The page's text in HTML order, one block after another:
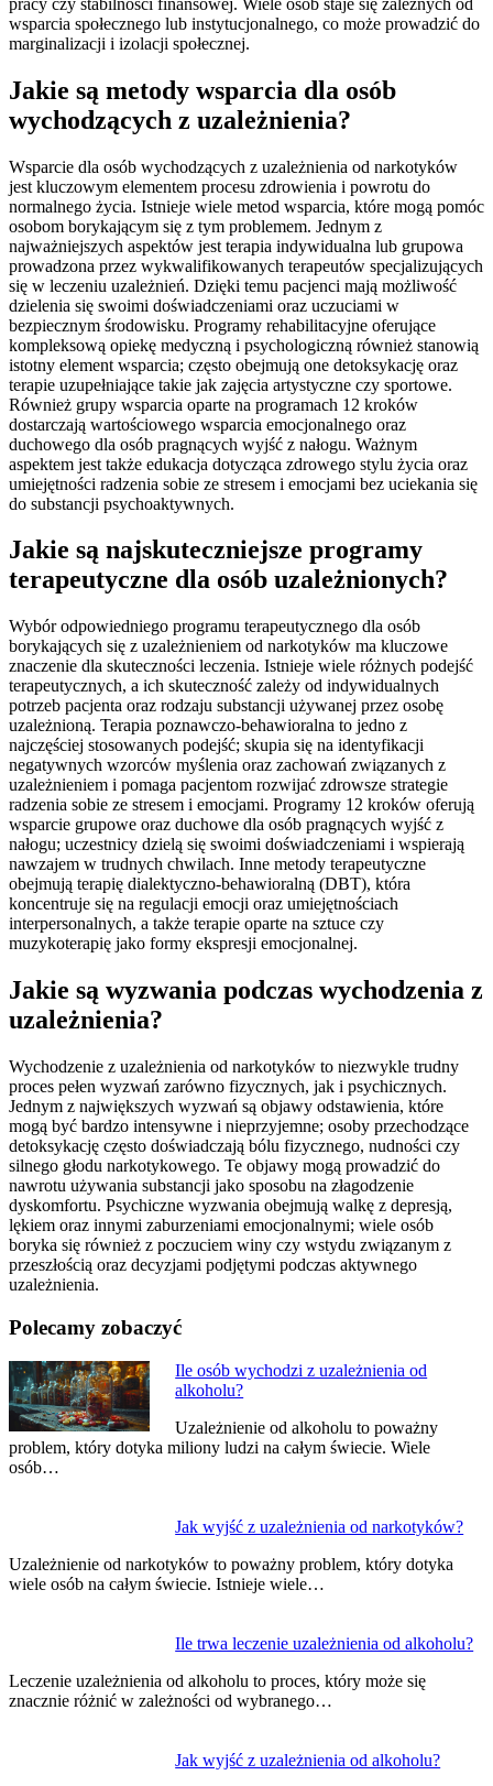
wsparcia społecznego lub instytucjonalnego, co może prowadzić do
marginalizacji i izolacji społecznej.
Jakie są metody wsparcia dla osób
wychodzących z uzależnienia?
Wsparcie dla osób wychodzących z uzależnienia od narkotyków
jest kluczowym elementem procesu zdrowienia i powrotu do
normalnego życia. Istnieje wiele metod wsparcia, które mogą pomóc
osobom borykającym się z tym problemem. Jednym z
najważniejszych aspektów jest terapia indywidualna lub grupowa
prowadzona przez wykwalifikowanych terapeutów specjalizujących
się w leczeniu uzależnień. Dzięki temu pacjenci mają możliwość
dzielenia się swoimi doświadczeniami oraz uczuciami w
bezpiecznym środowisku. Programy rehabilitacyjne oferujące
kompleksową opiekę medyczną i psychologiczną również stanowią
istotny element wsparcia; często obejmują one detoksykację oraz
terapie uzupełniające takie jak zajęcia artystyczne czy sportowe.
Również grupy wsparcia oparte na programach 12 kroków
dostarczają wartościowego wsparcia emocjonalnego oraz
duchowego dla osób pragnących wyjść z nałogu. Ważnym
aspektem jest także edukacja dotycząca zdrowego stylu życia oraz
umiejętności radzenia sobie ze stresem i emocjami bez uciekania się
do substancji psychoaktywnych.
Jakie są najskuteczniejsze programy
terapeutyczne dla osób uzależnionych?
Wybór odpowiedniego programu terapeutycznego dla osób
borykających się z uzależnieniem od narkotyków ma kluczowe
znaczenie dla skuteczności leczenia. Istnieje wiele różnych podejść
terapeutycznych, a ich skuteczność zależy od indywidualnych
potrzeb pacjenta oraz rodzaju substancji używanej przez osobę
uzależnioną. Terapia poznawczo-behawioralna to jedno z
najczęściej stosowanych podejść; skupia się na identyfikacji
negatywnych wzorców myślenia oraz zachowań związanych z
uzależnieniem i pomaga pacjentom rozwijać zdrowsze strategie
radzenia sobie ze stresem i emocjami. Programy 12 kroków oferują
wsparcie grupowe oraz duchowe dla osób pragnących wyjść z
nałogu; uczestnicy dzielą się swoimi doświadczeniami i wspierają
nawzajem w trudnych chwilach. Inne metody terapeutyczne
obejmują terapię dialektyczno-behawioralną (DBT), która
koncentruje się na regulacji emocji oraz umiejętnościach
interpersonalnych, a także terapie oparte na sztuce czy
muzykoterapię jako formy ekspresji emocjonalnej.
Jakie są wyzwania podczas wychodzenia z
uzależnienia?
Wychodzenie z uzależnienia od narkotyków to niezwykle trudny
proces pełen wyzwań zarówno fizycznych, jak i psychicznych.
Jednym z największych wyzwań są objawy odstawienia, które
mogą być bardzo intensywne i nieprzyjemne; osoby przechodzące
detoksykację często doświadczają bólu fizycznego, nudności czy
silnego głodu narkotykowego. Te objawy mogą prowadzić do
nawrotu używania substancji jako sposobu na złagodzenie
dyskomfortu. Psychiczne wyzwania obejmują walkę z depresją,
lękiem oraz innymi zaburzeniami emocjonalnymi; wiele osób
boryka się również z poczuciem winy czy wstydu związanym z
przeszłością oraz decyzjami podjętymi podczas aktywnego
uzależnienia.
Polecamy zobaczyć
Ile osób wychodzi z uzależnienia od
alkoholu?
Uzależnienie od alkoholu to poważny
problem, który dotyka miliony ludzi na całym świecie. Wiele
osób…
Jak wyjść z uzależnienia od narkotyków?
Uzależnienie od narkotyków to poważny problem, który dotyka
wiele osób na całym świecie. Istnieje wiele…
Ile trwa leczenie uzależnienia od alkoholu?
Leczenie uzależnienia od alkoholu to proces, który może się
znacznie różnić w zależności od wybranego…
Jak wyjść z uzależnienia od alkoholu?
Nawigacja
wpisu